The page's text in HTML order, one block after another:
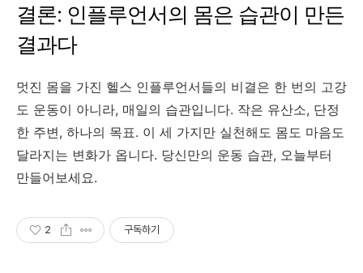
결론: 인플루언서의 몸은 습관이 만든
결과다
멋진 몸을 가진 헬스 인플루언서들의 비결은 한 번의 고강
도 운동이 아니라, 매일의 습관입니다. 작은 유산소, 단정
한 주변, 하나의 목표. 이 세 가지만 실천해도 몸도 마음도
달라지는 변화가 옵니다. 당신만의 운동 습관, 오늘부터
만들어보세요.
2 구독하기